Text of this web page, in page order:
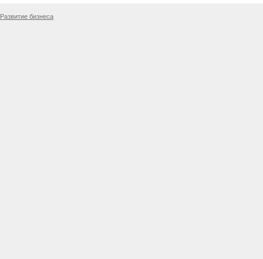
Развитие бизнеса